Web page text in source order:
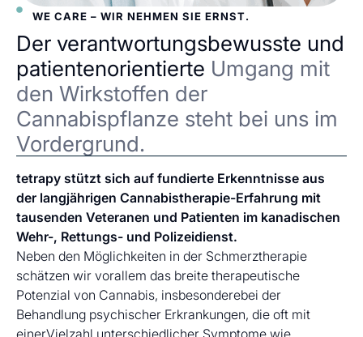
WE CARE – WIR NEHMEN SIE ERNST.
Der verantwortungsbewusste und
patientenorientierte Umgang mit
den Wirkstoffen der
Cannabispflanze steht bei uns im
Vordergrund.
tetrapy stützt sich auf fundierte Erkenntnisse aus
der langjährigen Cannabistherapie-Erfahrung mit
tausenden Veteranen und Patienten im kanadischen
Wehr-, Rettungs- und Polizeidienst.
Neben den Möglichkeiten in der Schmerztherapie
schätzen wir vorallem das breite therapeutische
Potenzial von Cannabis, insbesonderebei der
Behandlung psychischer Erkrankungen, die oft mit
einerVielzahl unterschiedlicher Symptome wie